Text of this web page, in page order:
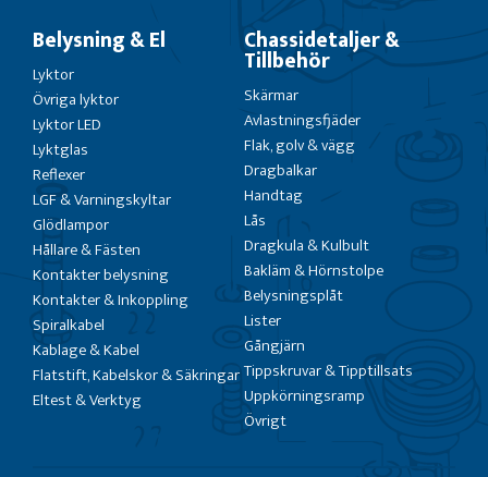
Belysning & El
Lyktor
Övriga lyktor
Lyktor LED
Lyktglas
Reflexer
LGF & Varningskyltar
Glödlampor
Hållare & Fästen
Kontakter belysning
Kontakter & Inkoppling
Spiralkabel
Kablage & Kabel
Flatstift, Kabelskor & Säkringar
Eltest & Verktyg
Chassidetaljer &
Tillbehör
Skärmar
Avlastningsfjäder
Flak, golv & vägg
Dragbalkar
Handtag
Lås
Dragkula & Kulbult
Bakläm & Hörnstolpe
Belysningsplåt
Lister
Gångjärn
Tippskruvar & Tipptillsats
Uppkörningsramp
Övrigt